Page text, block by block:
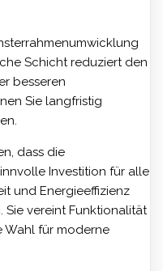
Schicht reduziert den
besseren
Sie langfristig
dass die
Investition für alle
und Energieeffizienz
Sie vereint Funktionalität
Wahl für moderne